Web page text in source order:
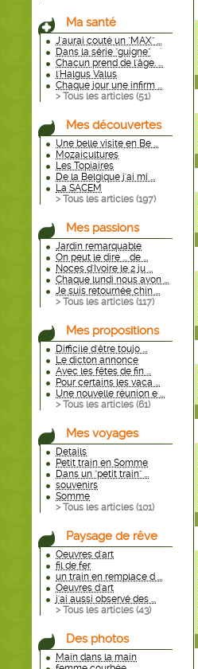
Ma santé
J'aurai couté un "MAX" ...
Dans la série "guigne"
Chacun prend de l'âge. ...
l'Halgus Valus
Chaque jour une infirm ...
> Tous les articles (51)
Mes découvertes
Une belle visite en Be ...
Mozaicultures
Les Topiaires
De la Belgique j'ai mi ...
La SACEM
> Tous les articles (197)
Mes passions
Jardin remarquable
On peut le dire ... de ...
Noces d'Ivoire le 2 ju ...
Chaque lundi nous avon ...
Je suis retournée chin ...
> Tous les articles (117)
Mes propositions
Difficile d'être toujo ...
Le dicton annonce
Avec les fêtes de fin ...
Pour certains les vaca ...
Une nouvelle réunion e ...
> Tous les articles (61)
Mes voyages
Details
Petit train en Somme
Dans un "petit train" ...
souvenirs
Somme
> Tous les articles (101)
Paysage de rêve
Oeuvres d'art
fil de fer
un train en remplace d ...
Oeuvres d'art
j'ai aussi observé des ...
> Tous les articles (43)
Des photos
Main dans la main